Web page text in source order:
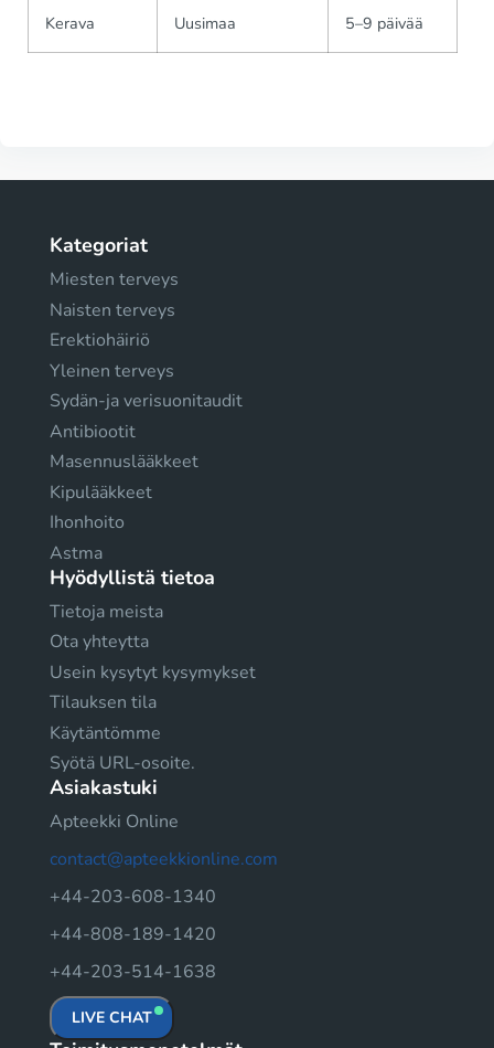
Kerava Uusimaa 5–9 päivää
Kategoriat
Miesten terveys
Naisten terveys
Erektiohäiriö
Yleinen terveys
Sydän-ja verisuonitaudit
Antibiootit
Masennuslääkkeet
Kipulääkkeet
Ihonhoito
Astma
Hyödyllistä tietoa
Tietoja meista
Ota yhteytta
Usein kysytyt kysymykset
Tilauksen tila
Käytäntömme
Syötä URL-osoite.
Asiakastuki
Apteekki Online
contact@apteekkionline.com
+44-203-608-1340
+44-808-189-1420
+44-203-514-1638
LIVE CHAT